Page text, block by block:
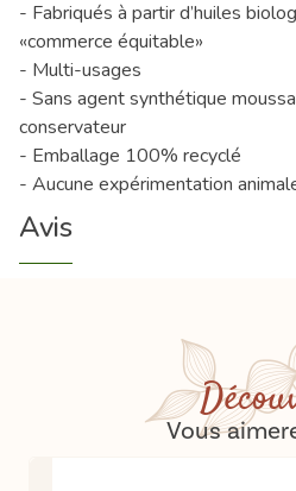
- Fabriqués à partir d’huiles
«commerce équitable»
- Multi-usages
- Sans agent synthétique
conservateur
- Emballage 100% recyclé
- Aucune expérimentation
Avis
Vous